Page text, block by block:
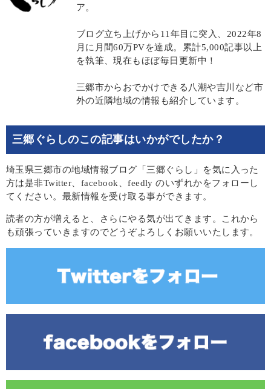
ア。
ブログ立ち上げから11年目に突入、2022年8
月に月間60万PVを達成。累計5,000記事以上
を執筆、現在もほぼ毎日更新中！
三郷市からおでかけできる八潮や吉川など市
外の近隣地域の情報も紹介しています。
三郷ぐらしのこの記事はいかがでしたか？
埼玉県三郷市の地域情報ブログ「三郷ぐらし」を気に入った
方は是非Twitter、facebook、feedly のいずれかをフォローし
てください。最新情報を受け取る事ができます。
読者の方が増えると、さらにやる気が出てきます。これから
も頑張っていきますのでどうぞよろしくお願いいたします。